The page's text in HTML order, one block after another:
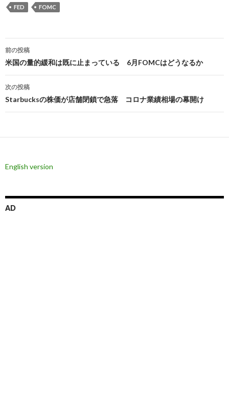
FED FOMC
投
稿
ナ
ビ
ー
ョ
前の投稿
米国の量的緩和は既に止まっている 6月FOMCはどうなるか
次の投稿
Starbucksの株価が店舗閉鎖で急落 コロナ業績相場の幕開け
English version
AD